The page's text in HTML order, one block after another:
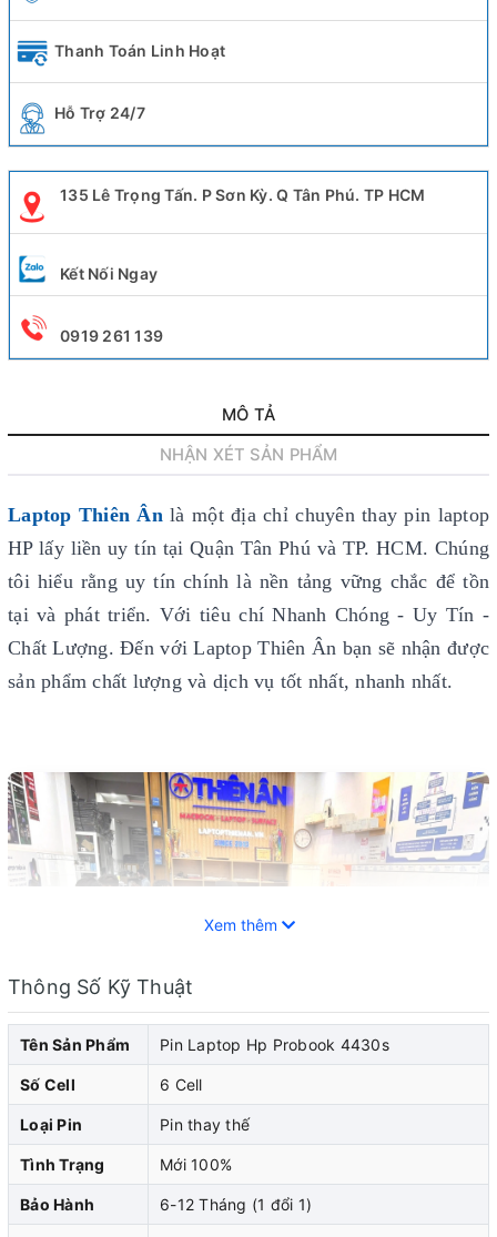
Thanh Toán Linh Hoạt
Hỗ Trợ 24/7
135 Lê Trọng Tấn. P Sơn Kỳ. Q Tân Phú. TP HCM
Kết Nối Ngay
0919 261 139
MÔ TẢ
NHẬN XÉT SẢN PHẨM
Laptop Thiên Ânlà một địa chỉ chuyên thay pin laptop
HP lấy liền uy tín tại Quận Tân Phú và TP. HCM. Chúng
tôi hiểu rằng uy tín chính là nền tảng vững chắc để tồn
tại và phát triển. Với tiêu chí Nhanh Chóng - Uy Tín -
Chất Lượng. Đến với Laptop Thiên Ân bạn sẽ nhận được
sản phẩm chất lượng và dịch vụ tốt nhất, nhanh nhất.
Pin laptop HP đóng vai trò quan trọng trong việc cung
cấp năng lượng cho laptop hp của bạn. Khi pin laptop
Xem thêm
Thông Số Kỹ Thuật
Tên Sản Phẩm Pin Laptop Hp Probook 4430s
Số Cell 6 Cell
Loại Pin Pin thay thế
Tình Trạng Mới 100%
Bảo Hành 6-12 Tháng (1 đổi 1)